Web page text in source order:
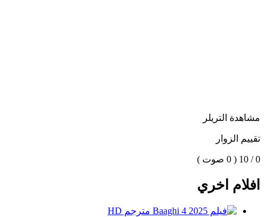
مشاهدة التريلر
تقييم الزوار
0 / 10 ( 0 صوت )
افلام اخري